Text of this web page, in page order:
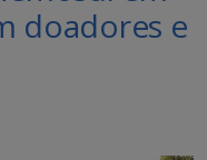
doadores e